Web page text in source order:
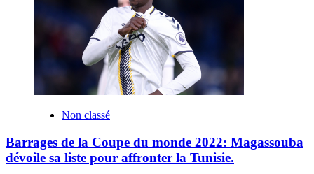
Non classé
Barrages de la Coupe du monde 2022: Magassouba
dévoile sa liste pour affronter la Tunisie.